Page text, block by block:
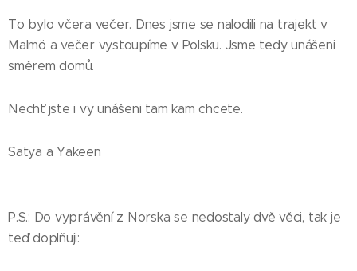
To bylo včera večer. Dnes jsme se nalodili na trajekt v
Malmö a večer vystoupíme v Polsku. Jsme tedy unášeni
směrem domů.
Nechť jste i vy unášeni tam kam chcete.
Satya a Yakeen
P.S.: Do vyprávění z Norska se nedostaly dvě věci, tak je
teď doplňuji: